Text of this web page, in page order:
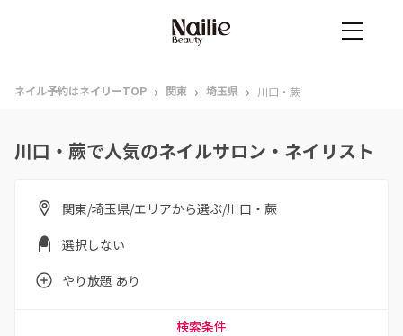
ネイル予約はネイリーTOP › 関東 › 埼玉県 › 川口・蕨
川口・蕨で人気のネイルサロン・ネイリスト
関東/埼玉県/エリアから選ぶ/川口・蕨
選択しない
やり放題 あり
検索条件